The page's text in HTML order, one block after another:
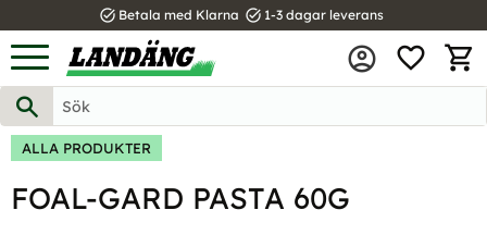
Meny
task_alt Betala med Klarna task_alt 1-3 dagar leverans
ALLA PRODUKTER
FOAL-GARD PASTA 60G